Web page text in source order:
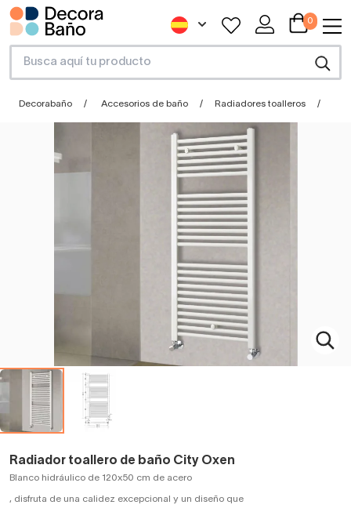
0
Decorabaño Accesorios de baño Radiadores toalleros
Radiador toallero de baño City Oxen
Blanco hidráulico de 120x50 cm de acero
, disfruta de una calidez excepcional y un diseño que